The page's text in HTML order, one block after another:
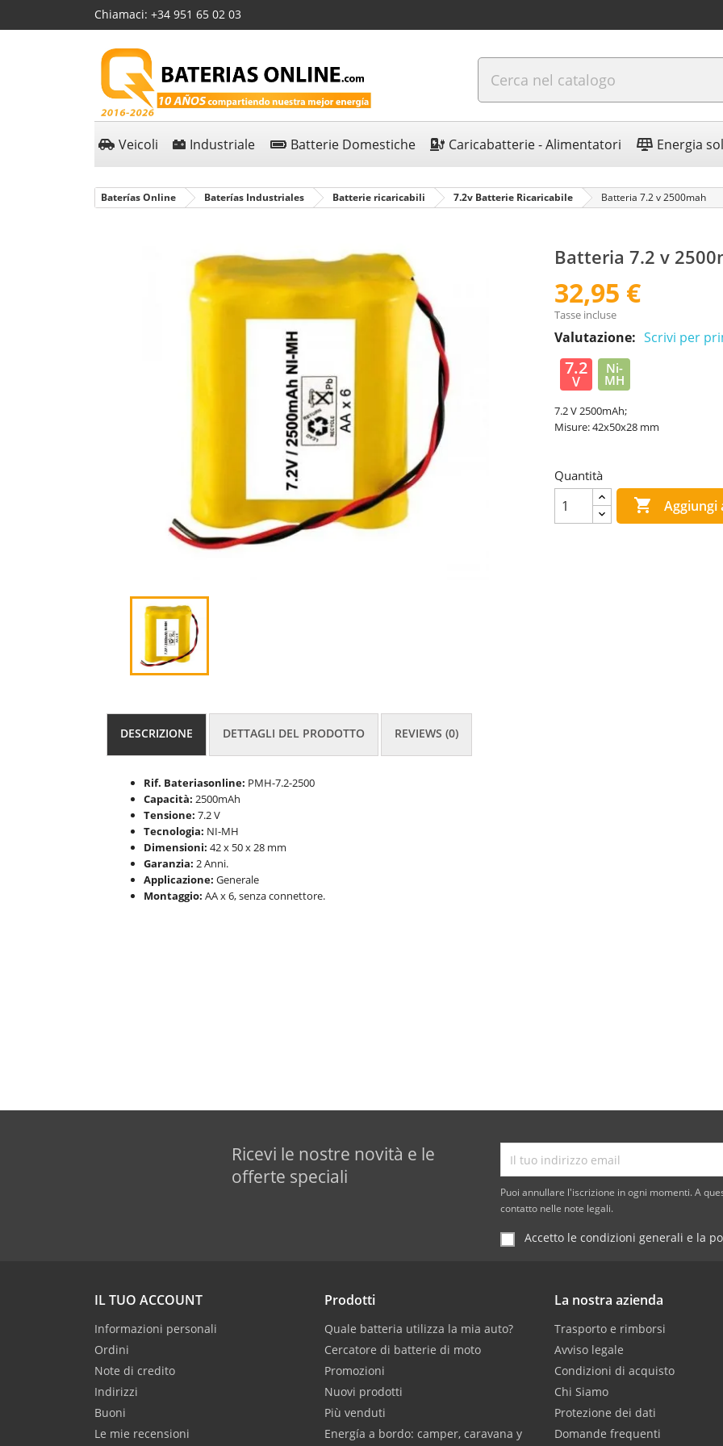
Chiamaci: +34 951 65 02 03
Veicoli Industriale Batterie Domestiche Caricabatterie - Alimentatori Energia
Baterías Online Baterías Industriales Batterie ricaricabili 7.2v Batterie Ricaricabile Batteria 7.2 v 2500mah
Batteria 7.2 v
32,95 €
Tasse incluse
Valutazione: Scrivi per
7.2
V
Ni-
MH
7.2 V 2500mAh;
Misure: 42x50x28 mm
Quantità
 Aggiungi
DESCRIZIONE DETTAGLI DEL PRODOTTO REVIEWS (0)
Rif. Bateriasonline: PMH-7.2-2500
Capacità: 2500mAh
Tensione: 7.2 V
Tecnologia: NI-MH
Dimensioni: 42 x 50 x 28 mm
Garanzia: 2 Anni.
Applicazione: Generale
Montaggio: AA x 6, senza connettore.
Ricevi le nostre novità e le
offerte speciali
Puoi annullare l'iscrizione in ogni momenti. A
contatto nelle note legali.
Accetto le condizioni generali e la
IL TUO ACCOUNT
Informazioni personali
Ordini
Note di credito
Indirizzi
Buoni
Le mie recensioni
Prodotti
Quale batteria utilizza la mia auto?
Cercatore di batterie di moto
Promozioni
Nuovi prodotti
Più venduti
Energía a bordo: camper, caravana y
La nostra azienda
Trasporto e rimborsi
Avviso legale
Condizioni di acquisto
Chi Siamo
Protezione dei dati
Domande frequenti